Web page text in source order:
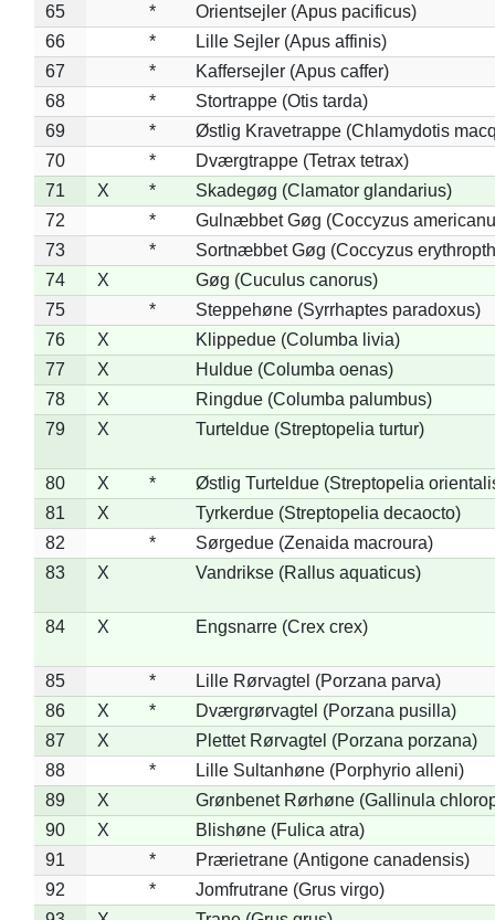
65
*
Orientsejler (Apus pacificus)
66
*
Lille Sejler (Apus affinis)
67
*
Kaffersejler (Apus caffer)
68
*
Stortrappe (Otis tarda)
69
*
Østlig Kravetrappe (Chlamydotis
70
*
Dværgtrappe (Tetrax tetrax)
71
X *
Skadegøg (Clamator glandarius)
72
*
Gulnæbbet Gøg (Coccyzus
73
*
Sortnæbbet Gøg (Coccyzus
74
X
Gøg (Cuculus canorus)
75
*
Steppehøne (Syrrhaptes paradoxus)
76
X
Klippedue (Columba livia)
77
X
Huldue (Columba oenas)
78
X
Ringdue (Columba palumbus)
79
X Turteldue (Streptopelia turtur)
80 X *
Østlig Turteldue (Streptopelia
81
X
Tyrkerdue (Streptopelia decaocto)
82
*
Sørgedue (Zenaida macroura)
83
X Vandrikse (Rallus aquaticus)
84 X Engsnarre (Crex crex)
85 *
Lille Rørvagtel (Porzana parva)
86
X *
Dværgrørvagtel (Porzana pusilla)
87
X
Plettet Rørvagtel (Porzana porzana)
88
*
Lille Sultanhøne (Porphyrio alleni)
89
X
Grønbenet Rørhøne (Gallinula
90
X
Blishøne (Fulica atra)
91
*
Prærietrane (Antigone canadensis)
92
*
Jomfrutrane (Grus virgo)